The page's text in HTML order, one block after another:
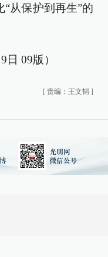
从保护到再生”的
日 09版）
[ 责编：王文韬 ]